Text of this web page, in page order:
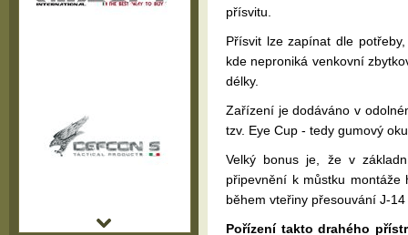
přísvitu.
Přísvit lze zapínat dle
kde neproniká venkovní
délky.
Zařízení je dodáváno v
tzv. Eye Cup - tedy gumový
Velký bonus je, že v
připevnění k můstku
během vteřiny přesouvání J-
Pořízení takto drahého